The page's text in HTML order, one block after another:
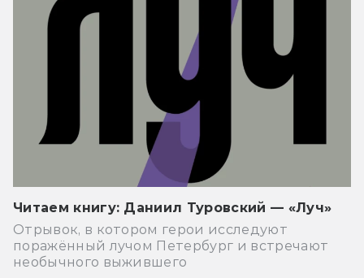
Читаем книгу: Даниил Туровский — «Луч»
Отрывок, в котором герои исследуют
поражённый лучом Петербург и встречают
необычного выжившего